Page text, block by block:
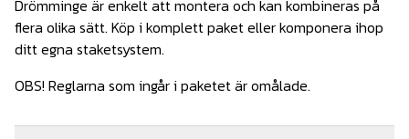
Drömminge är enkelt att montera och kan kombineras på
flera olika sätt. Köp i komplett paket eller komponera ihop
ditt egna staketsystem.
OBS! Reglarna som ingår i paketet är omålade.